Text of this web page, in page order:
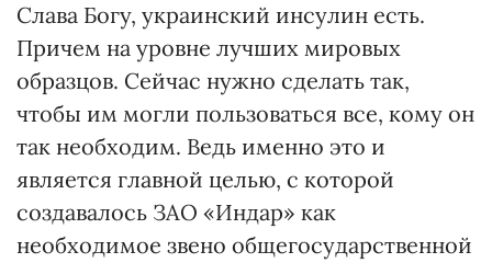
Слава Богу, украинский инсулин есть.
Причем на уровне лучших мировых
образцов. Сейчас нужно сделать так,
чтобы им могли пользоваться все, кому он
так необходим. Ведь именно это и
является главной целью, с которой
создавалось ЗАО «Индар» как
необходимое звено общегосударственной